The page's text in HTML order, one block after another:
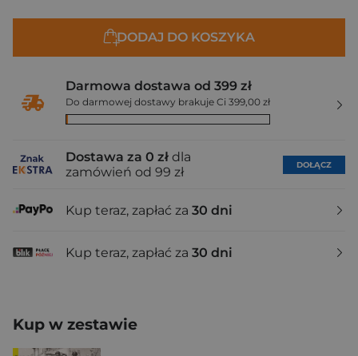
DODAJ DO KOSZYKA
Darmowa dostawa od 399 zł
Do darmowej dostawy brakuje Ci 399,00 zł
Dostawa za 0 zł dla
zamówień od 99 zł
DOŁĄCZ
Kup teraz, zapłać za 30 dni
Kup teraz, zapłać za 30 dni
Kup w zestawie